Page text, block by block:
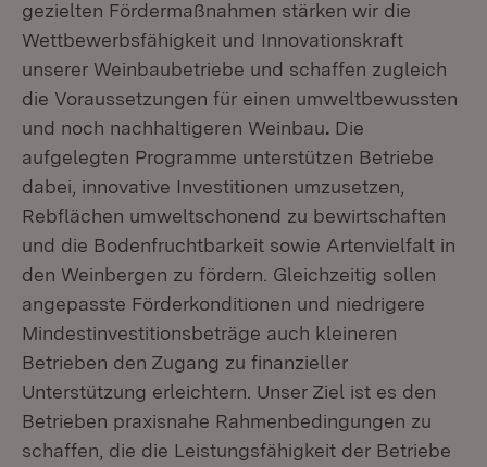
gezielten Fördermaßnahmen stärken wir die
Wettbewerbsfähigkeit und Innovationskraft
unserer Weinbaubetriebe und schaffen zugleich
die Voraussetzungen für einen umweltbewussten
und noch nachhaltigeren Weinbau. Die
aufgelegten Programme unterstützen Betriebe
dabei, innovative Investitionen umzusetzen,
Rebflächen umweltschonend zu bewirtschaften
und die Bodenfruchtbarkeit sowie Artenvielfalt in
den Weinbergen zu fördern. Gleichzeitig sollen
angepasste Förderkonditionen und niedrigere
Mindestinvestitionsbeträge auch kleineren
Betrieben den Zugang zu finanzieller
Unterstützung erleichtern. Unser Ziel ist es den
Betrieben praxisnahe Rahmenbedingungen zu
schaffen, die die Leistungsfähigkeit der Betriebe